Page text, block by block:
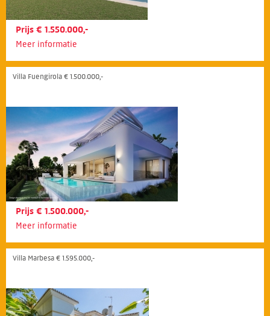
Prijs € 1.550.000,-
Meer informatie
Villa Fuengirola € 1.500.000,-
Prijs € 1.500.000,-
Meer informatie
Villa Marbesa € 1.595.000,-